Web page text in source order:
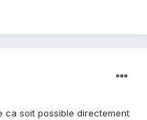
ca soit possible directement